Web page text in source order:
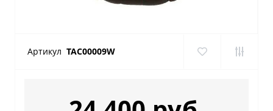
Артикул TAC00009W